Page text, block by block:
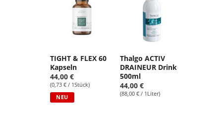
TIGHT & FLEX 60
Kapseln
44,00 €
(0,73 € / 1Stück)
NEU
Thalgo ACTIV
DRAINEUR Drink
500ml
44,00 €
(88,00 € / 1Liter)